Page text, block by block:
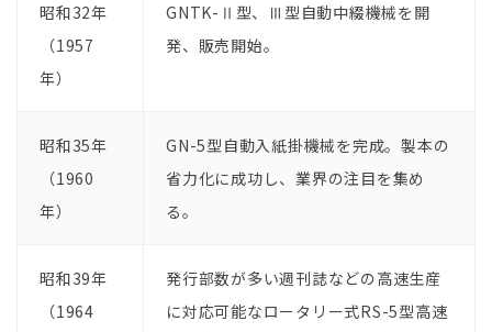
昭和32年
（1957
年）
GNTK-Ⅱ型、Ⅲ型⾃動中綴機械を開
発、販売開始。
昭和35年
（1960
年）
GN-5型⾃動⼊紙掛機械を完成。製本の
省⼒化に成功し、業界の注⽬を集め
る。
昭和39年
（1964
発⾏部数が多い週刊誌などの⾼速⽣産
に対応可能なロータリー式RS-5型⾼速